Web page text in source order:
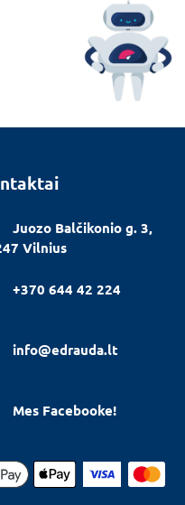
Juozo Balčikonio g. 3,
Vilnius
+370 644 42 224
info@edrauda.lt
Mes Facebooke!